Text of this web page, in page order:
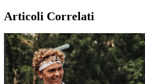
Articoli Correlati